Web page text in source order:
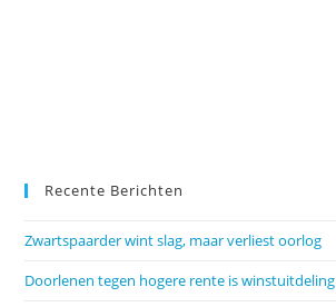
Recente Berichten
Zwartspaarder wint slag, maar verliest oorlog
Doorlenen tegen hogere rente is winstuitdeling